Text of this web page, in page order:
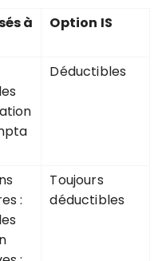
à
Option IS
Déductibles
:
Toujours
déductibles